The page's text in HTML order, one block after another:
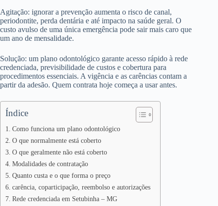
Agitação: ignorar a prevenção aumenta o risco de canal,
periodontite, perda dentária e até impacto na saúde geral. O
custo avulso de uma única emergência pode sair mais caro que
um ano de mensalidade.
Solução: um plano odontológico garante acesso rápido à rede
credenciada, previsibilidade de custos e cobertura para
procedimentos essenciais. A vigência e as carências contam a
partir da adesão. Quem contrata hoje começa a usar antes.
Índice
Como funciona um plano odontológico
O que normalmente está coberto
O que geralmente não está coberto
Modalidades de contratação
Quanto custa e o que forma o preço
carência, coparticipação, reembolso e autorizações
Rede credenciada em Setubinha – MG